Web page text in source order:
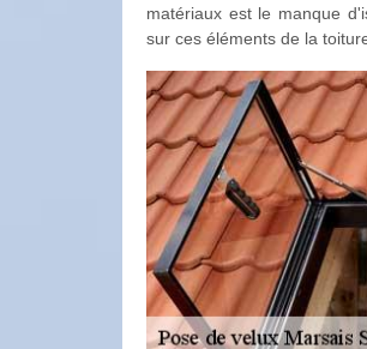
matériaux est le manque
sur ces éléments de la